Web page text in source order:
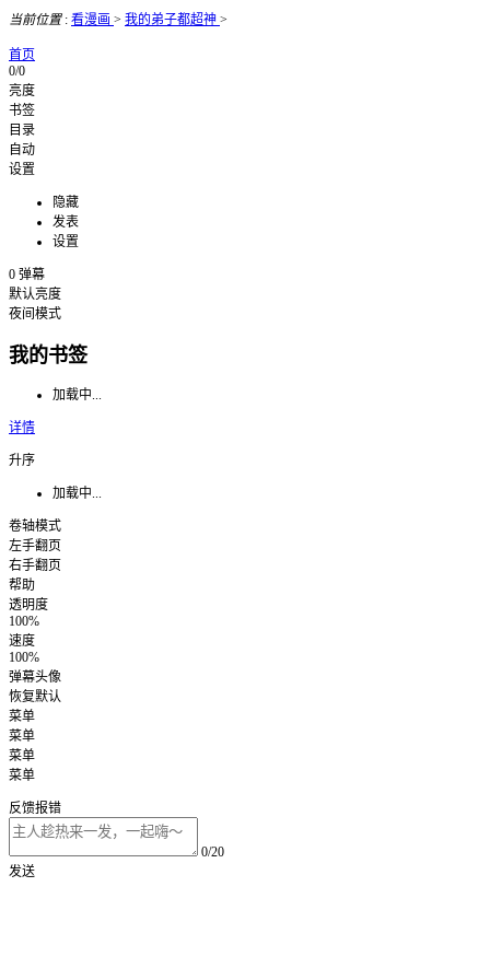
当前位置: 看漫画 > 我的弟子都超神 >
首页
0/0
亮度
书签
目录
自动
设置
隐藏
发表
设置
0 弹幕
默认亮度
夜间模式
我的书签
加载中...
详情
升序
加载中...
卷轴模式
左手翻页
右手翻页
帮助
透明度
100%
速度
100%
弹幕头像
恢复默认
菜单
菜单
菜单
菜单
反馈报错
0/20
发送